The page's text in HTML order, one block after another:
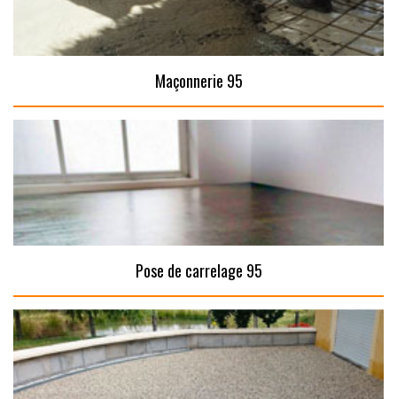
Maçonnerie 95
Pose de carrelage 95